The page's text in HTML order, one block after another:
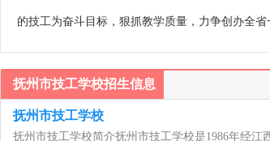
的技工为奋斗目标，狠抓教学质量，力争创办全省
抚州市技工学校招生信息
抚州市技工学校
抚州市技工学校简介抚州市技工学校是1986年经